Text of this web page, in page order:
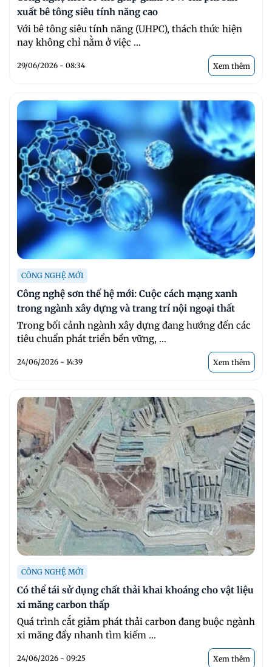
xuất bê tông siêu tính năng cao
Với bê tông siêu tính năng (UHPC), thách thức hiện
nay không chỉ nằm ở việc ...
29/06/2026 - 08:34 Xem thêm
CÔNG NGHỆ MỚI
Công nghệ sơn thế hệ mới: Cuộc cách mạng xanh
trong ngành xây dựng và trang trí nội ngoại thất
Trong bối cảnh ngành xây dựng đang hướng đến các
tiêu chuẩn phát triển bền vững, ...
24/06/2026 - 14:39 Xem thêm
CÔNG NGHỆ MỚI
Có thể tái sử dụng chất thải khai khoáng cho vật liệu
xi măng carbon thấp
Quá trình cắt giảm phát thải carbon đang buộc ngành
xi măng đẩy nhanh tìm kiếm ...
24/06/2026 - 09:25 Xem thêm